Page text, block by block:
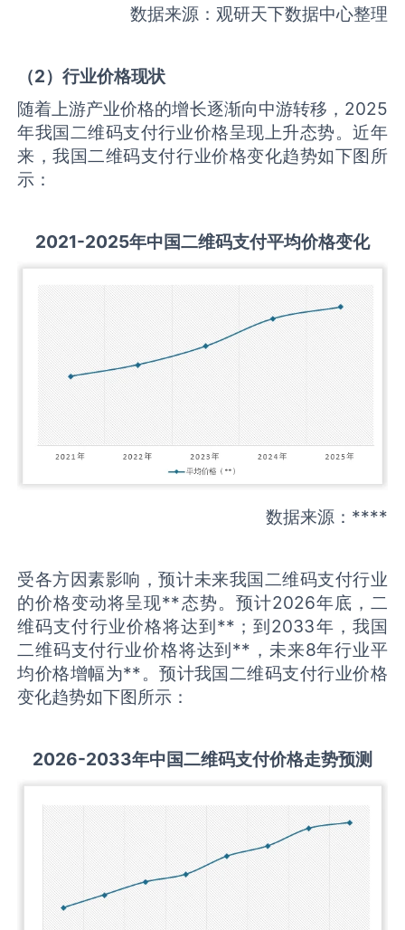
数据来源：观研天下数据中心整理
（2）行业价格现状
随着上游产业价格的增长逐渐向中游转移，2025
年我国二维码支付行业价格呈现上升态势。近年
来，我国二维码支付行业价格变化趋势如下图所
示：
2021-2025年中国二维码支付平均价格变化
数据来源：****
受各方因素影响，预计未来我国二维码支付行业
的价格变动将呈现**态势。预计2026年底，二
维码支付行业价格将达到**；到2033年，我国
二维码支付行业价格将达到**，未来8年行业平
均价格增幅为**。预计我国二维码支付行业价格
变化趋势如下图所示：
2026-2033年中国二维码支付价格走势预测